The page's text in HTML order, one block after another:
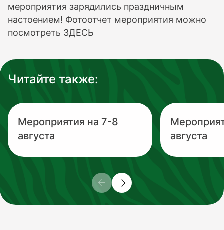
мероприятия зарядились праздничным
настоением! Фотоотчет мероприятия можно
посмотреть ЗДЕСЬ
Читайте также:
Мероприятия на 7-8
августа
августа